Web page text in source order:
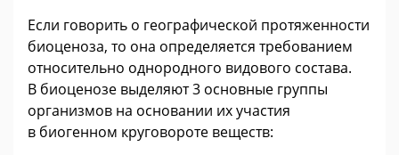
Если говорить о географической протяженности
биоценоза, то она определяется требованием
относительно однородного видового состава.
В биоценозе выделяют 3 основные группы
организмов на основании их участия
в биогенном круговороте веществ: